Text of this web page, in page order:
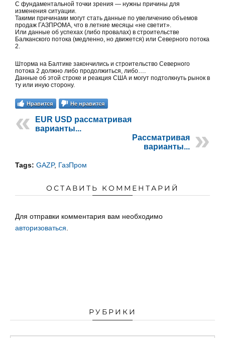
С фундаментальной точки зрения — нужны причины для
изменения ситуации.
Такими причинами могут стать данные по увеличению объемов
продаж ГАЗПРОМА, что в летние месяцы «не светит».
Или данные об успехах (либо провалах) в строительстве
Балканского потока (медленно, но движется) или Северного потока
2.
Шторма на Балтике закончились и строительство Северного
потока 2 должно либо продолжиться, либо….
Данные об этой строке и реакция США и могут подтолкнуть рынок в
ту или иную сторону.
Нравится Не нравится
EUR USD рассматривая
варианты...
Рассматривая
варианты...
Tags: GAZP, ГазПром
ОСТАВИТЬ КОММЕНТАРИЙ
Для отправки комментария вам необходимо
авторизоваться.
РУБРИКИ